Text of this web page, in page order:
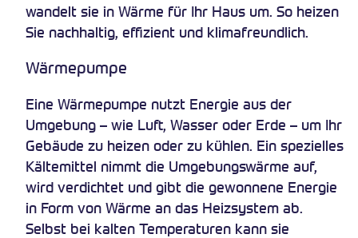
wandelt sie in Wärme für Ihr Haus um. So heizen
Sie nachhaltig, effizient und klimafreundlich.
Wärmepumpe
Eine Wärmepumpe nutzt Energie aus der
Umgebung – wie Luft, Wasser oder Erde – um Ihr
Gebäude zu heizen oder zu kühlen. Ein spezielles
Kältemittel nimmt die Umgebungswärme auf,
wird verdichtet und gibt die gewonnene Energie
in Form von Wärme an das Heizsystem ab.
Selbst bei kalten Temperaturen kann sie